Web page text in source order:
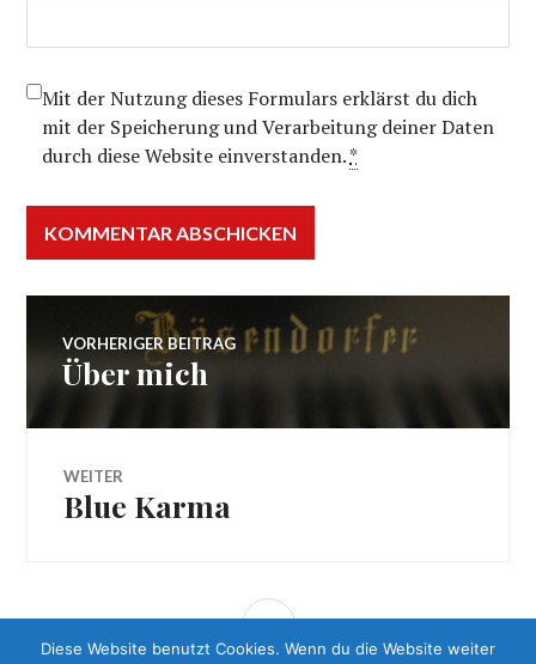
Mit der Nutzung dieses Formulars erklärst du dich
mit der Speicherung und Verarbeitung deiner Daten
durch diese Website einverstanden.*
Beitragsnavigation
VORHERIGER BEITRAG
Vorheriger
Über mich
WEITER
Nächster
Blue Karma
SEITENLEISTE
Diese Website benutzt Cookies. Wenn du die Website weiter